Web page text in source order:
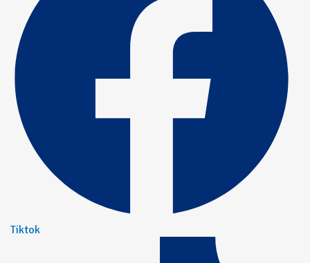
Tiktok